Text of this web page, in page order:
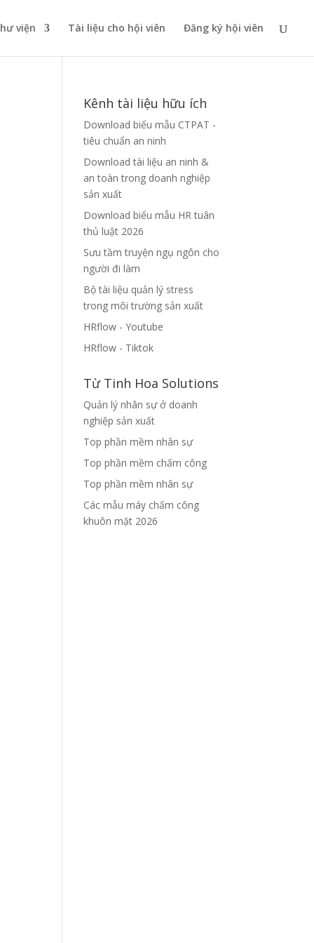
viện Tài liệu cho hội viên Đăng ký hội viên
Kênh tài liệu hữu ích
Download biểu mẫu CTPAT -
tiêu chuẩn an ninh
Download tài liệu an ninh &
an toàn trong doanh nghiệp
sản xuất
Download biểu mẫu HR tuân
thủ luật 2026
Sưu tầm truyện ngụ ngôn cho
người đi làm
Bộ tài liệu quản lý stress
trong môi trường sản xuất
HRflow - Youtube
HRflow - Tiktok
Từ Tinh Hoa Solutions
Quản lý nhân sự ở doanh
nghiệp sản xuất
Top phần mềm nhân sự
Top phần mềm chấm công
Top phần mềm nhân sự
Các mẫu máy chấm công
khuôn mặt 2026